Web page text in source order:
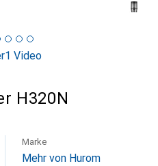
1 Video
H320N
Marke
Mehr von Hurom